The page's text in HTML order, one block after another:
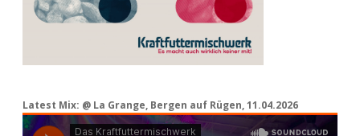
Latest Mix: @ La Grange, Bergen auf Rügen, 11.04.2026